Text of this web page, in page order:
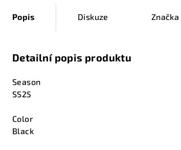
Popis Diskuze Značka
Detailní popis produktu
Season
SS25
Color
Black